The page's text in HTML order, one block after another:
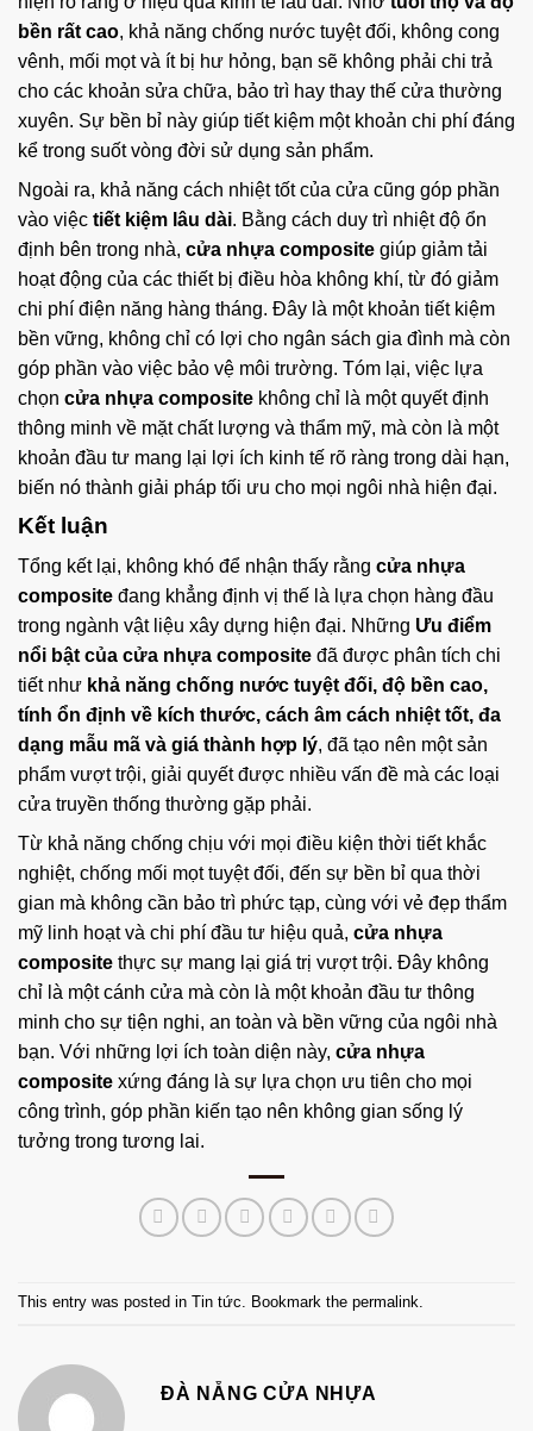
bền rất cao, khả năng chống nước tuyệt đối, không cong
vênh, mối mọt và ít bị hư hỏng, bạn sẽ không phải chi trả
cho các khoản sửa chữa, bảo trì hay thay thế cửa thường
xuyên. Sự bền bỉ này giúp tiết kiệm một khoản chi phí đáng
kể trong suốt vòng đời sử dụng sản phẩm.
Ngoài ra, khả năng cách nhiệt tốt của cửa cũng góp phần
vào việc tiết kiệm lâu dài. Bằng cách duy trì nhiệt độ ổn
định bên trong nhà, cửa nhựa composite giúp giảm tải
hoạt động của các thiết bị điều hòa không khí, từ đó giảm
chi phí điện năng hàng tháng. Đây là một khoản tiết kiệm
bền vững, không chỉ có lợi cho ngân sách gia đình mà còn
góp phần vào việc bảo vệ môi trường. Tóm lại, việc lựa
chọn cửa nhựa composite không chỉ là một quyết định
thông minh về mặt chất lượng và thẩm mỹ, mà còn là một
khoản đầu tư mang lại lợi ích kinh tế rõ ràng trong dài hạn,
biến nó thành giải pháp tối ưu cho mọi ngôi nhà hiện đại.
Kết luận
Tổng kết lại, không khó để nhận thấy rằng cửa nhựa
composite đang khẳng định vị thế là lựa chọn hàng đầu
trong ngành vật liệu xây dựng hiện đại. Những Ưu điểm
nổi bật của cửa nhựa composite đã được phân tích chi
tiết như khả năng chống nước tuyệt đối, độ bền cao,
tính ổn định về kích thước, cách âm cách nhiệt tốt, đa
dạng mẫu mã và giá thành hợp lý, đã tạo nên một sản
phẩm vượt trội, giải quyết được nhiều vấn đề mà các loại
cửa truyền thống thường gặp phải.
Từ khả năng chống chịu với mọi điều kiện thời tiết khắc
nghiệt, chống mối mọt tuyệt đối, đến sự bền bỉ qua thời
gian mà không cần bảo trì phức tạp, cùng với vẻ đẹp thẩm
mỹ linh hoạt và chi phí đầu tư hiệu quả, cửa nhựa
composite thực sự mang lại giá trị vượt trội. Đây không
chỉ là một cánh cửa mà còn là một khoản đầu tư thông
minh cho sự tiện nghi, an toàn và bền vững của ngôi nhà
bạn. Với những lợi ích toàn diện này, cửa nhựa
composite xứng đáng là sự lựa chọn ưu tiên cho mọi
công trình, góp phần kiến tạo nên không gian sống lý
tưởng trong tương lai.
This entry was posted in Tin tức. Bookmark the permalink.
ĐÀ NẴNG CỬA NHỰA